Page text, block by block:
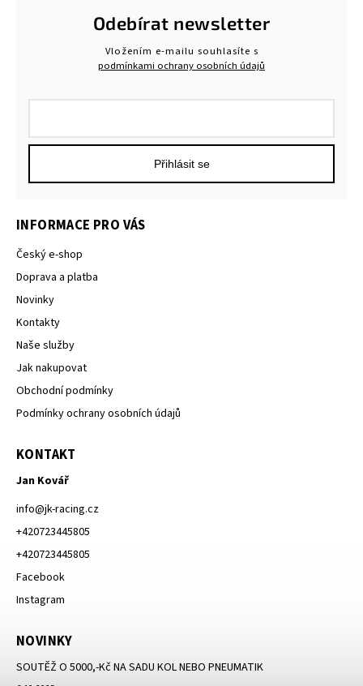
INFORMACE PRO VÁS
Český e-shop
Doprava a platba
Novinky
Kontakty
Naše služby
Jak nakupovat
Obchodní podmínky
Podmínky ochrany osobních údajů
KONTAKT
Jan Kovář
info@jk-racing.cz
+420723445805
+420723445805
Facebook
Instagram
NOVINKY
SOUTĚŽ O 5000,-Kč NA SADU KOL NEBO PNEUMATIK
Odebírat newsletter
Vložením e-mailu souhlasíte s
podmínkami ochrany osobních údajů
Přihlásit se